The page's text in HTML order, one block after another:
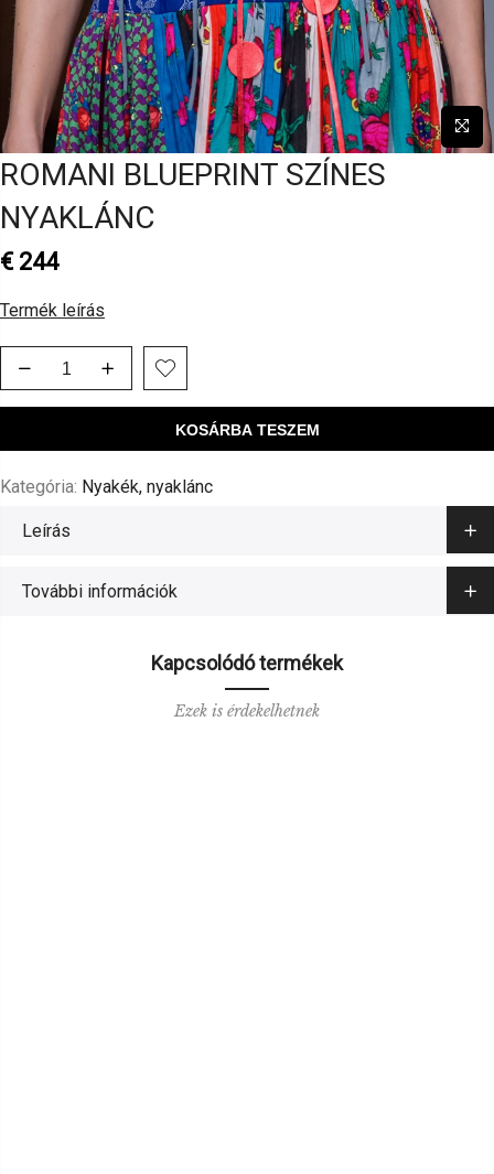
ROMANI BLUEPRINT SZÍNES
NYAKLÁNC
€244
Termék leírás
KOSÁRBA TESZEM
Kategória: Nyakék, nyaklánc
Leírás
További információk
Kapcsolódó termékek
Ezek is érdekelhetnek